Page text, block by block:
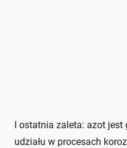
I ostatnia zaleta: azot jest
udziału w procesach